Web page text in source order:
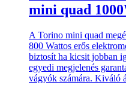
mini quad
A Torino mini quad
800 Wattos erős
biztosít ha kicsit jobban
egyedi megjelenés
vágyók számára. Kiváló